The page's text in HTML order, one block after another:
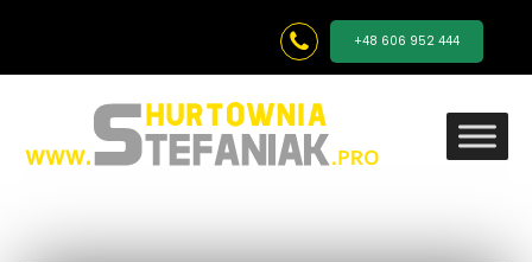
+48 606 952 444